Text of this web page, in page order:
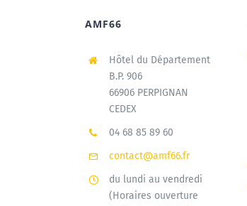
AMF66
Hôtel du Département
B.P. 906
66906 PERPIGNAN
CEDEX
04 68 85 89 60
contact@amf66.fr
du lundi au vendredi
(Horaires ouverture